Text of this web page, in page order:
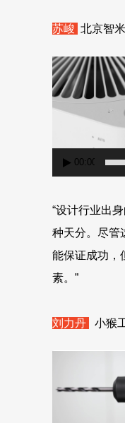
苏峻 北京智
00:00
“设计行业出
种天分。尽管
能保证成功，
素。”
刘力丹 小猴